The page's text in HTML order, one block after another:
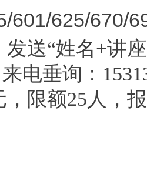
601/625/670/
发送“姓名+讲
：
，限额25人，